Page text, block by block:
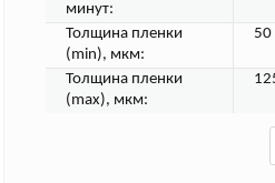
минут:
Толщина пленки
(min), мкм:
50
Толщина пленки
(max), мкм: